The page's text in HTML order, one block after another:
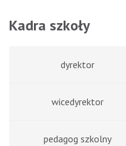
Kadra szkoły
dyrektor
wicedyrektor
pedagog szkolny